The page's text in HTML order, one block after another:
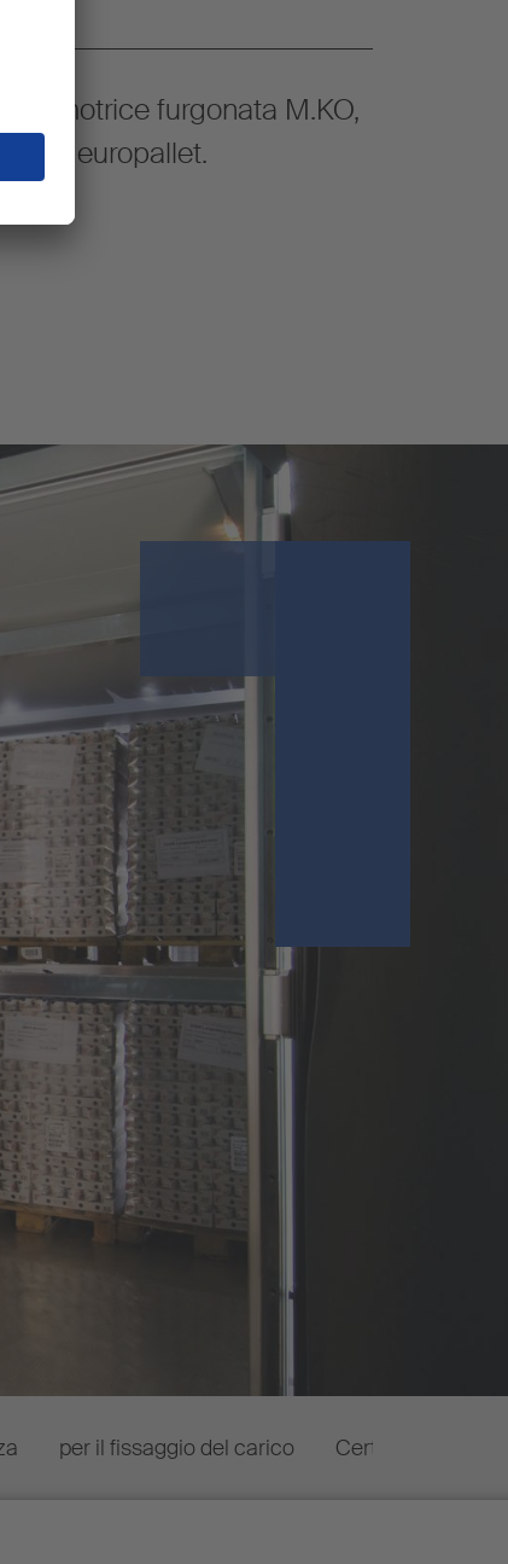
la motrice furgonata M.KO,
a 38 europallet.
per il fissaggio del carico Certificati